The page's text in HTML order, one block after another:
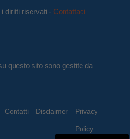
diritti riservati - Contattaci
questo sito sono gestite da
Contatti Disclaimer Privacy
Policy